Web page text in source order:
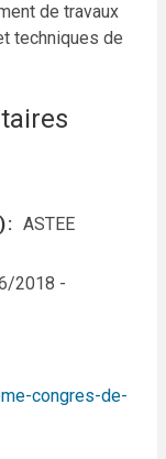
de travaux
techniques de
ASTEE
2018 -
congres-de-